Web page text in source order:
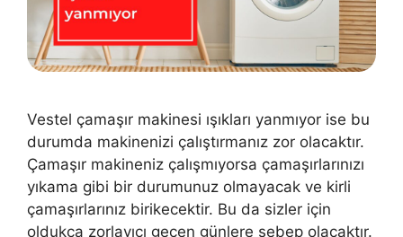
Vestel çamaşır makinesi ışıkları yanmıyor ise bu
durumda makinenizi çalıştırmanız zor olacaktır.
Çamaşır makineniz çalışmıyorsa çamaşırlarınızı
yıkama gibi bir durumunuz olmayacak ve kirli
çamaşırlarınız birikecektir. Bu da sizler için
oldukça zorlayıcı geçen günlere sebep olacaktır.